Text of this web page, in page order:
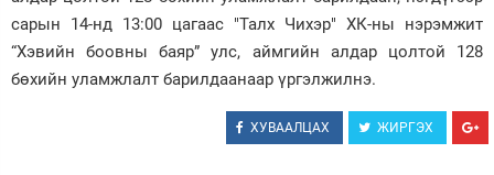
сарын 14-нд 13:00 цагаас "Талх Чихэр" ХК-ны нэрэмжит
“Хэвийн боовны баяр” улс, аймгийн алдар цолтой 128
бөхийн уламжлалт барилдаанаар үргэлжилнэ.
ХУВААЛЦАХ ЖИРГЭХ